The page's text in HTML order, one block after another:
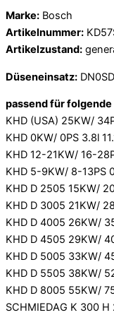
Marke: Bosch
Artikelnummer:
Artikelzustand:
Düseneinsatz:
passend für
KHD (USA) 25KW/
KHD 0KW/ 0PS 3.8l
KHD 12-21KW/ 16-
KHD 5-9KW/ 8-13PS
KHD D 2505 15KW/
KHD D 3005 21KW/
KHD D 4005 26KW/
KHD D 4505 29KW/
KHD D 5005 33KW/
KHD D 5505 38KW/
KHD D 8005 55KW/
SCHMIEDAG K 300 H